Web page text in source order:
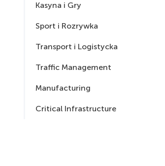
Kasyna i Gry
Sport i Rozrywka
Transport i Logistycka
Traffic Management
Manufacturing
Critical Infrastructure